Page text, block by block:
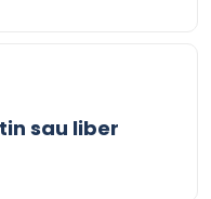
sau liber